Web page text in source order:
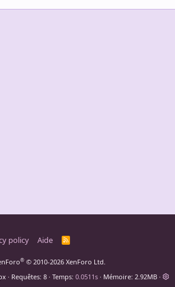
policy Aide
R
® © 2010-2026 XenForo Ltd.
Requêtes 8 Temps 0.0511s Mémoire 2.92MB